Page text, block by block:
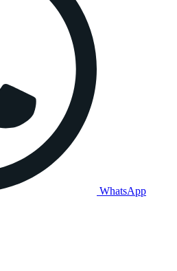
WhatsApp